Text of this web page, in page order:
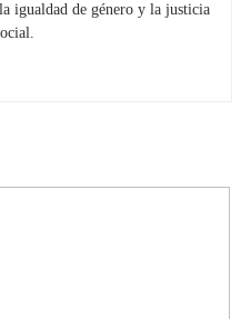
igualdad de género y la justicia